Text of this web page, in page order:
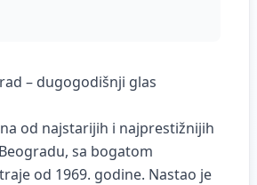
– dugogodišnji glas
od najstarijih i najprestižnijih
sa bogatom
od 1969. godine. Nastao je